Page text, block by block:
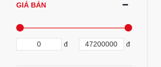
GIÁ BÁN
đ đ